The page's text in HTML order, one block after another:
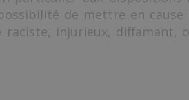
possibilité de mettre en
injurieux, diffamant,